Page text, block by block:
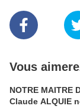
Vous
NOTRE MAITRE
Claude ALQUIE